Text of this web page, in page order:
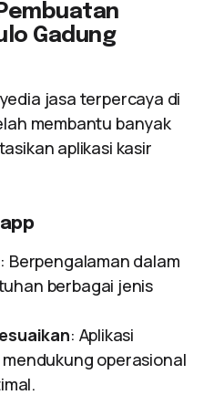
Gadung
jasa terpercaya di
membantu banyak
aplikasi kasir
: Berpengalaman dalam
berbagai jenis
: Aplikasi
operasional